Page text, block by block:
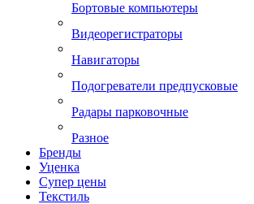
Бортовые компьютеры
Видеорегистраторы
Навигаторы
Подогреватели предпусковые
Радары парковочные
Разное
Бренды
Уценка
Супер цены
Текстиль